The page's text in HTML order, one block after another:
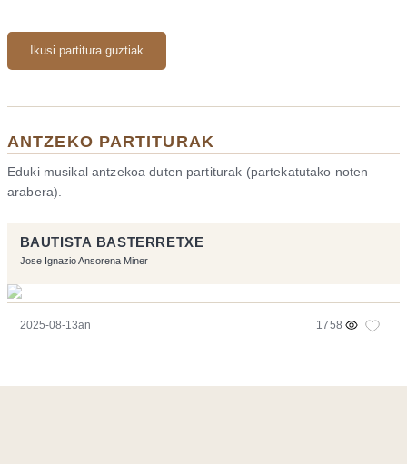
Ikusi partitura guztiak
ANTZEKO PARTITURAK
Eduki musikal antzekoa duten partiturak (partekatutako noten
arabera).
BAUTISTA BASTERRETXE
Jose Ignazio Ansorena Miner
2025-08-13an 1758